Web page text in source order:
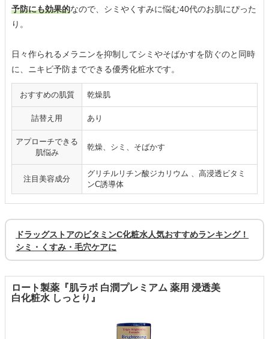
予防にも効果的なので、シミやくすみに悩む40代のお肌にぴった
り。
日々作られるメラニンを抑制してシミやそばかすを防ぐのと同時
に、ニキビ予防までできる優秀化粧水です。
おすすめの肌質 乾燥肌
詰替え用 あり
アプローチできる
肌悩み
乾燥、シミ、そばかす
注目美容成分
グリチルリチン酸ジカリウム 、高浸透ビタミ
ンC誘導体
ドラッグストアのビタミンC化粧水人気おすすめランキング！
シミ・くすみ・毛穴ケアに
ロート製薬『肌ラボ 白潤プレミアム 薬用 浸透美
白化粧水 しっとり』